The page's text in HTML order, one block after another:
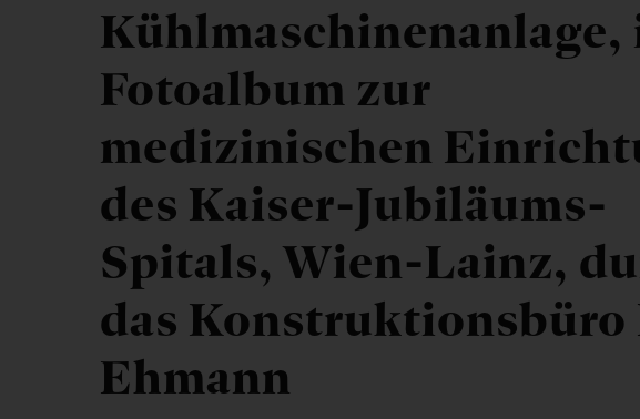
Kühlmaschinenanlage,
Fotoalbum zur
medizinischen
des Kaiser-Jubiläums-
Spitals, Wien-Lainz,
das Konstruktionsbüro
Ehmann